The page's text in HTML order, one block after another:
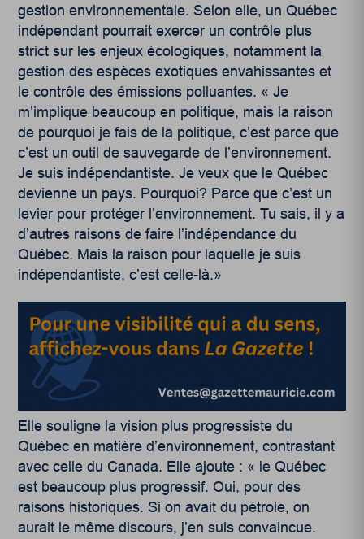
gestion environnementale. Selon elle, un Québec
indépendant pourrait exercer un contrôle plus
strict sur les enjeux écologiques, notamment la
gestion des espèces exotiques envahissantes et
le contrôle des émissions polluantes. « Je
m’implique beaucoup en politique, mais la raison
de pourquoi je fais de la politique, c’est parce que
c’est un outil de sauvegarde de l’environnement.
Je suis indépendantiste. Je veux que le Québec
devienne un pays. Pourquoi? Parce que c’est un
levier pour protéger l’environnement. Tu sais, il y a
d’autres raisons de faire l’indépendance du
Québec. Mais la raison pour laquelle je suis
indépendantiste, c’est celle-là.»
Elle souligne la vision plus progressiste du
Québec en matière d’environnement, contrastant
avec celle du Canada. Elle ajoute : « le Québec
est beaucoup plus progressif. Oui, pour des
raisons historiques. Si on avait du pétrole, on
aurait le même discours, j’en suis convaincue.